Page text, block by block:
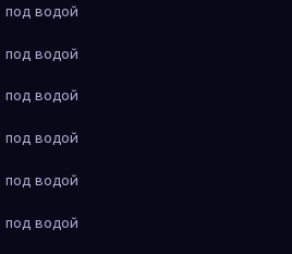
водой
водой
водой
водой
водой
водой